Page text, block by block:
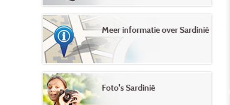
Meer informatie over Sardinië
Foto's Sardinië